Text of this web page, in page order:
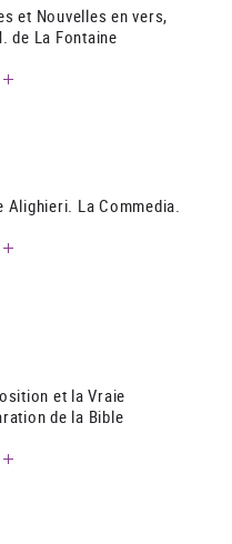
et Nouvelles en vers,
de La Fontaine
Alighieri. La Commedia.
et la Vraie
de la Bible